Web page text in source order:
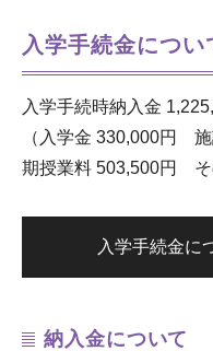
入学手続金につい
入学手続時納入金
（入学金 330,000円
期授業料 503,500円 そ
入学手続金に
納入金について